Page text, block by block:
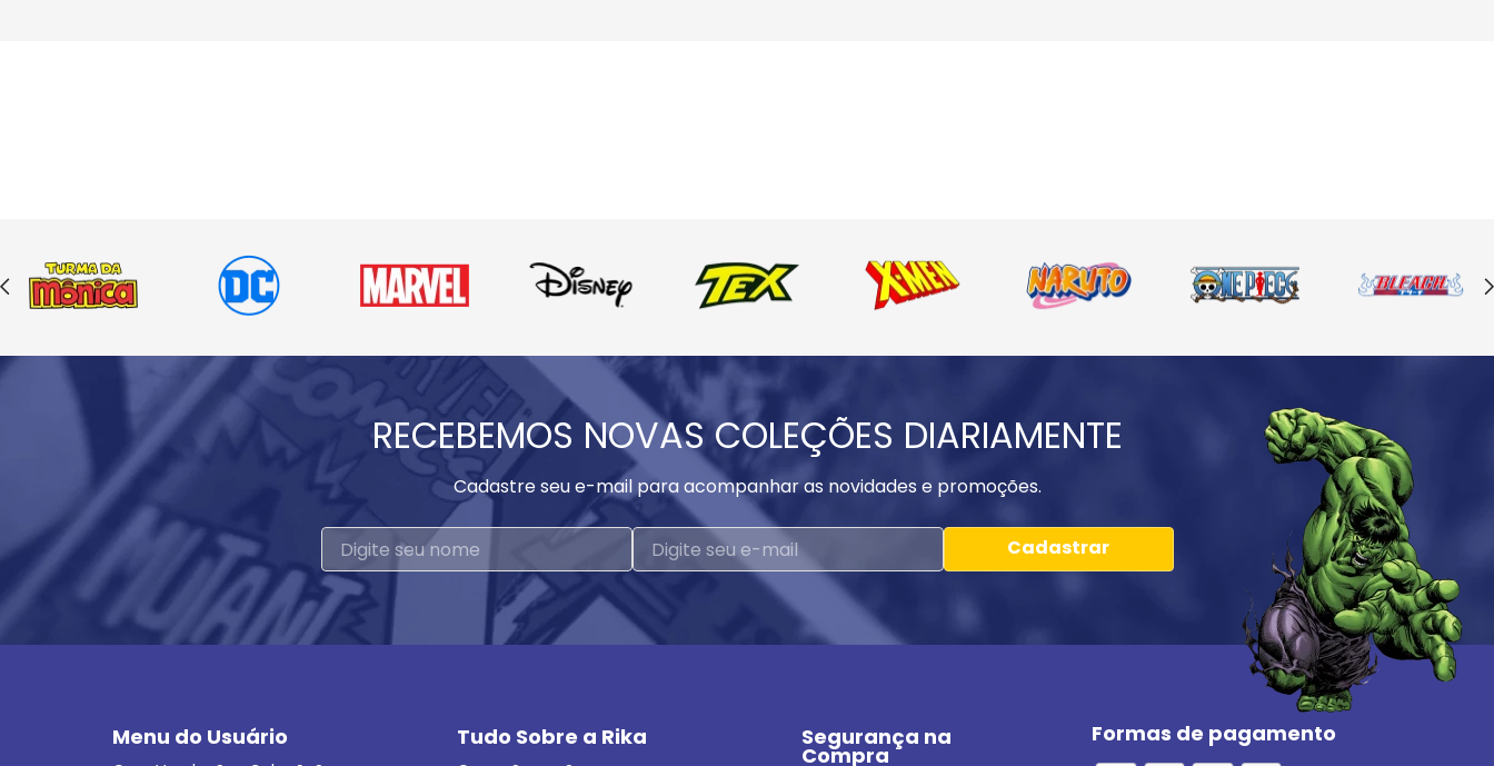
RECEBEMOS NOVAS COLEÇÕES DIARIAMENTE
Cadastre seu e-mail para acompanhar as novidades e promoções.
Cadastrar
Menu do Usuário Tudo Sobre a Rika Segurança na
Compra
Formas de pagamento